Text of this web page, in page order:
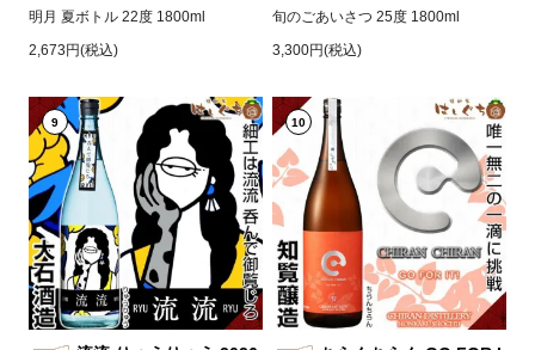
明月 夏ボトル 22度 1800ml
2,673円(税込)
旬のごあいさつ 25度 1800ml
3,300円(税込)
9 10